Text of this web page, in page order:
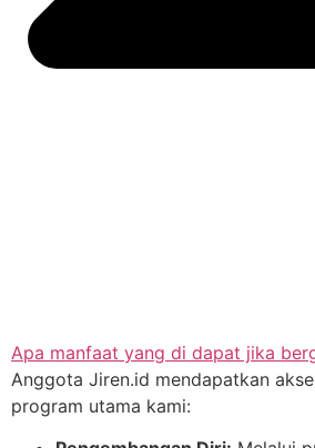
Apa manfaat yang di dapat jika
Anggota Jiren.id mendapatkan
program utama kami: